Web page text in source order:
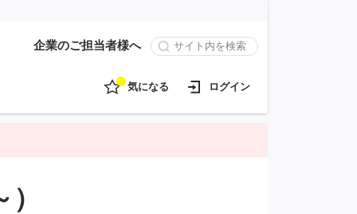
企業のご担当者様へ
気になる ログイン